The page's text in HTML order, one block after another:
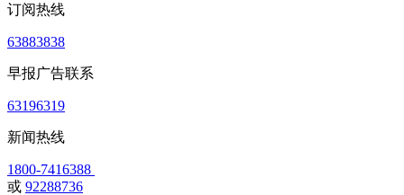
订阅热线
63883838
早报广告联系
63196319
新闻热线
1800-7416388
或 92288736